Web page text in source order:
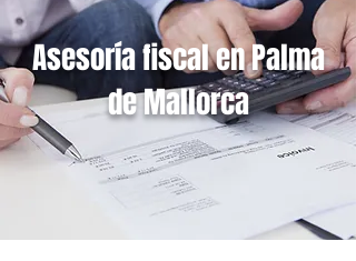
Asesoría fiscal en Palma
de Mallorca